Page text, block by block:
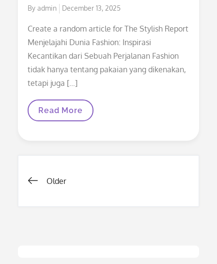
Byadmin
Posted
December 13, 2025
Create a random article for The Stylish Report
Menjelajahi Dunia Fashion: Inspirasi
Kecantikan dari Sebuah Perjalanan Fashion
tidak hanya tentang pakaian yang dikenakan,
tetapi juga […]
Menjelajahi
Dunia
Read More
Posts
Older